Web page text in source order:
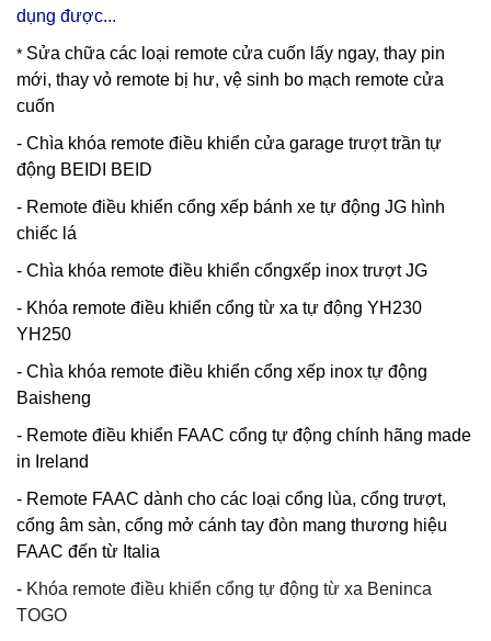
dụng được...
* Sửa chữa các loại remote cửa cuốn lấy ngay, thay pin
mới, thay vỏ remote bị hư, vệ sinh bo mạch remote cửa
cuốn
- Chìa khóa remote điều khiển cửa garage trượt trần tự
động BEIDI BEID
- Remote điều khiển cổng xếp bánh xe tự động JG hình
chiếc lá
- Chìa khóa remote điều khiển cổngxếp inox trượt JG
- Khóa remote điều khiển cổng từ xa tự động YH230
YH250
- Chìa khóa remote điều khiển cổng xếp inox tự động
Baisheng
- Remote điều khiển FAAC cổng tự động chính hãng made
in Ireland
- Remote FAAC dành cho các loại cổng lùa, cổng trượt,
cổng âm sàn, cổng mở cánh tay đòn mang thương hiệu
FAAC đến từ Italia
- Khóa remote điều khiển cổng tự động từ xa Beninca
TOGO